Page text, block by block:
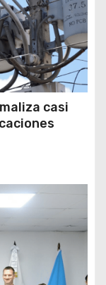
casi